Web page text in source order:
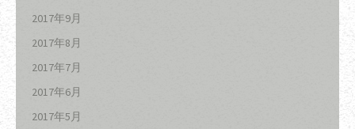
2017年9月
2017年8月
2017年7月
2017年6月
2017年5月